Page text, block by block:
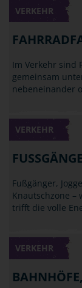
VERKEHR
Im Verkehr sind
gemeinsam
nebeneinander
VERKEHR
Fußgänger,
Knautschzone –
trifft die volle
VERKEHR